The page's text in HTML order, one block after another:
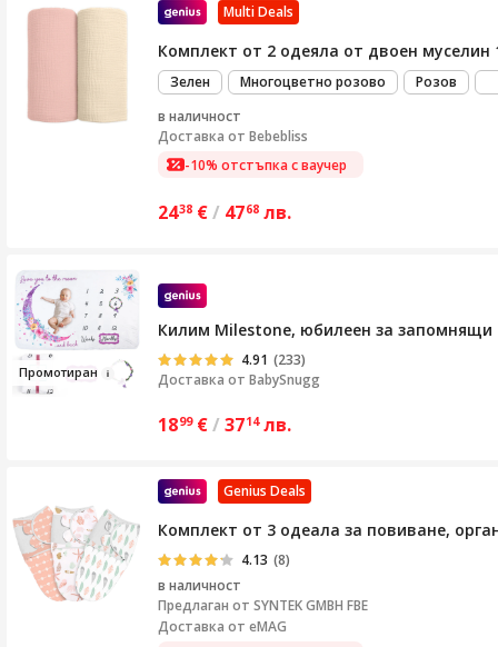
Multi Deals
Комплект от 2 одеяла от двоен муселин
Зелен Многоцветно розово Розов
в наличност
Доставка от Bebebliss
-10% отстъпка с ваучер
2438 €/ 4768 лв.
Промотиран
Килим Milestone, юбилеен за запомнящи
4.91 (233)
Доставка от BabySnugg
1899 €/ 3714 лв.
Genius Deals
Комплект от 3 одеала за повиване,
4.13 (8)
в наличност
Предлаган от SYNTEK GMBH FBE
Доставка от eMAG